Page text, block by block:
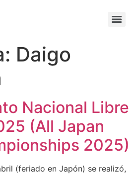
Daigo
Nacional Libre
(All Japan
2025)
(feriado en Japón) se realizó,